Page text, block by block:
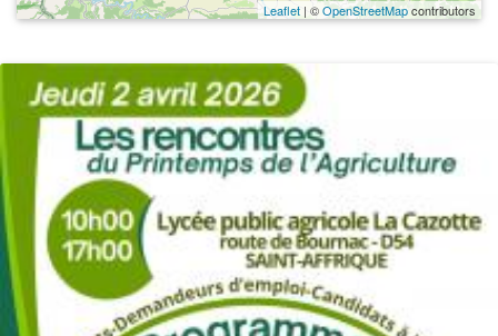
Leaflet | ©OpenStreetMapcontributors